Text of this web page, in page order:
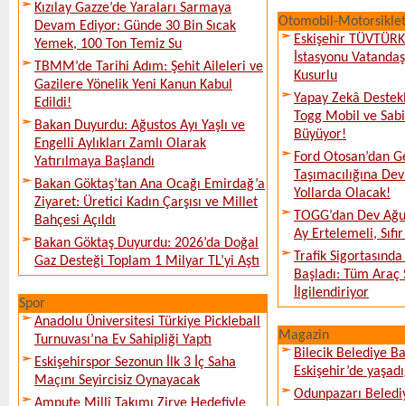
Kızılay Gazze’de Yaraları Sarmaya
Devam Ediyor: Günde 30 Bin Sıcak
Yemek, 100 Ton Temiz Su
TBMM’de Tarihi Adım: Şehit Aileleri ve
Gazilere Yönelik Yeni Kanun Kabul
Edildi!
Bakan Duyurdu: Ağustos Ayı Yaşlı ve
Engelli Aylıkları Zamlı Olarak
Yatırılmaya Başlandı
Bakan Göktaş’tan Ana Ocağı Emirdağ’a
Ziyaret: Üretici Kadın Çarşısı ve Millet
Bahçesi Açıldı
Bakan Göktaş Duyurdu: 2026’da Doğal
Gaz Desteği Toplam 1 Milyar TL’yi Aştı
Spor
Anadolu Üniversitesi Türkiye Pickleball
Turnuvası’na Ev Sahipliği Yaptı
Eskişehirspor Sezonun İlk 3 İç Saha
Maçını Seyircisiz Oynayacak
Otomobil-Motorsiklet
Eskişehir
İstasyonu
Kusurlu
Yapay Zekâ
Togg Mobil ve
Büyüyor!
Ford Otosan’dan
Taşımacılığına
Yollarda Olacak!
TOGG’dan Dev
Ay Ertelemeli,
Trafik
Başladı: Tüm
İlgilendiriyor
Magazin
Bilecik Belediye
Eskişehir’de
Odunpazarı